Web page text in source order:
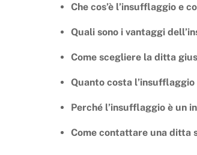
Che cos’è l’insufflaggio e
Quali sono i vantaggi
Come scegliere la ditta
Quanto costa
Perché l’insufflaggio è un
Come contattare una ditta